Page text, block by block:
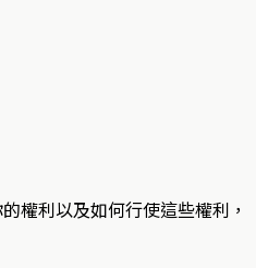
權利以及如何行使這些權利，